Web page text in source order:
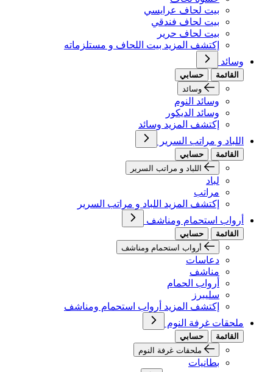
بيت لحاف عرايسي
بيت لحاف فندقي
بيت لحاف حرير
إكتشف المزيد بيت اللحاف و مستلزماته
وسائد
القائمة
حسابي
وسائد
وسائد النوم
وسائد الديكور
إكتشف المزيد وسائد
اللباد و مراتب السرير
القائمة
حسابي
اللباد و مراتب السرير
لباد
مراتب
إكتشف المزيد اللباد و مراتب السرير
أرواب استحمام ومناشف
القائمة
حسابي
أرواب استحمام ومناشف
دعاسات
مناشف
أرواب الحمام
سليبرز
إكتشف المزيد أرواب استحمام ومناشف
ملحقات غرفة النوم
القائمة
حسابي
ملحقات غرفة النوم
بطانيات